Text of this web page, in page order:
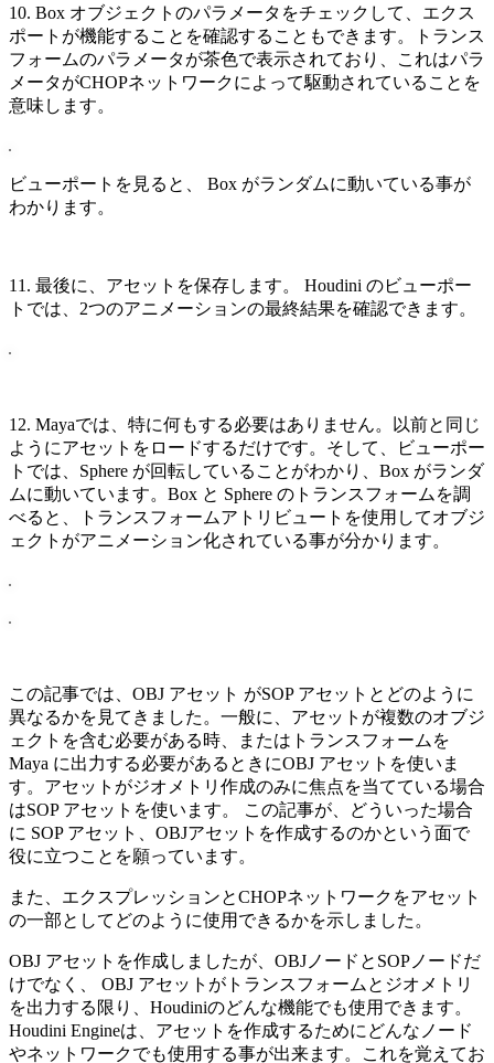
10. Box オブジェクトのパラメータをチェックして、エクス
ポートが機能することを確認することもできます。トランス
フォームのパラメータが茶色で表示されており、これはパラ
メータがCHOPネットワークによって駆動されていることを
意味します。
ビューポートを見ると、 Box がランダムに動いている事が
わかります。
11. 最後に、アセットを保存します。 Houdini のビューポー
トでは、2つのアニメーションの最終結果を確認できます。
12. Mayaでは、特に何もする必要はありません。以前と同じ
ようにアセットをロードするだけです。そして、ビューポー
トでは、Sphere が回転していることがわかり、Box がランダ
ムに動いています。Box と Sphere のトランスフォームを調
べると、トランスフォームアトリビュートを使用してオブジ
ェクトがアニメーション化されている事が分かります。
この記事では、OBJ アセット がSOP アセットとどのように
異なるかを見てきました。一般に、アセットが複数のオブジ
ェクトを含む必要がある時、またはトランスフォームを
Maya に出力する必要があるときにOBJ アセットを使いま
す。アセットがジオメトリ作成のみに焦点を当てている場合
はSOP アセットを使います。 この記事が、どういった場合
に SOP アセット、OBJアセットを作成するのかという面で
役に立つことを願っています。
また、エクスプレッションとCHOPネットワークをアセット
の一部としてどのように使用できるかを示しました。
OBJ アセットを作成しましたが、OBJノードとSOPノードだ
けでなく、 OBJ アセットがトランスフォームとジオメトリ
を出力する限り、Houdiniのどんな機能でも使用できます。
Houdini Engineは、アセットを作成するためにどんなノード
やネットワークでも使用する事が出来ます。これを覚えてお